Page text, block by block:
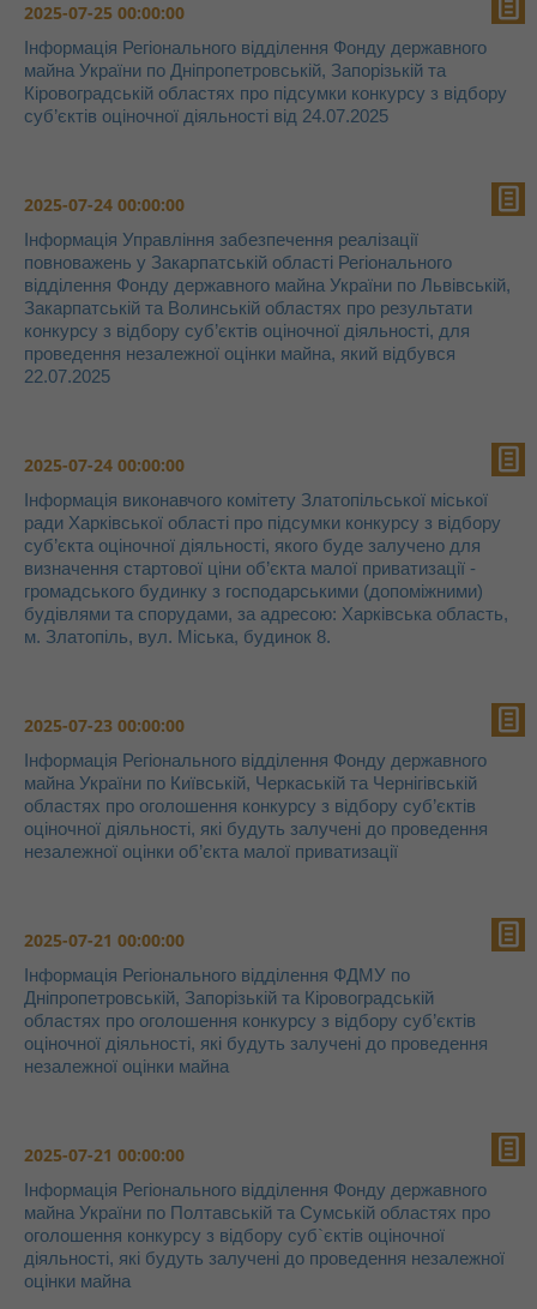
2025-07-25 00:00:00
Інформація Регіонального відділення Фонду державного
майна України по Дніпропетровській, Запорізькій та
Кіровоградській областях про підсумки конкурсу з відбору
суб’єктів оціночної діяльності від 24.07.2025
2025-07-24 00:00:00
Інформація Управління забезпечення реалізації
повноважень у Закарпатській області Регіонального
відділення Фонду державного майна України по Львівській,
Закарпатській та Волинській областях про результати
конкурсу з відбору суб’єктів оціночної діяльності, для
проведення незалежної оцінки майна, який відбувся
22.07.2025
2025-07-24 00:00:00
Інформація виконавчого комітету Златопільської міської
ради Харківської області про підсумки конкурсу з відбору
суб’єкта оціночної діяльності, якого буде залучено для
визначення стартової ціни об’єкта малої приватизації -
громадського будинку з господарськими (допоміжними)
будівлями та спорудами, за адресою: Харківська область,
м. Златопіль, вул. Міська, будинок 8.
2025-07-23 00:00:00
Інформація Регіонального відділення Фонду державного
майна України по Київській, Черкаській та Чернігівській
областях про оголошення конкурсу з відбору суб’єктів
оціночної діяльності, які будуть залучені до проведення
незалежної оцінки об’єкта малої приватизації
2025-07-21 00:00:00
Інформація Регіонального відділення ФДМУ по
Дніпропетровській, Запорізькій та Кіровоградській
областях про оголошення конкурсу з відбору суб’єктів
оціночної діяльності, які будуть залучені до проведення
незалежної оцінки майна
2025-07-21 00:00:00
Інформація Регіонального відділення Фонду державного
майна України по Полтавській та Сумській областях про
оголошення конкурсу з відбору суб`єктів оціночної
діяльності, які будуть залучені до проведення незалежної
оцінки майна